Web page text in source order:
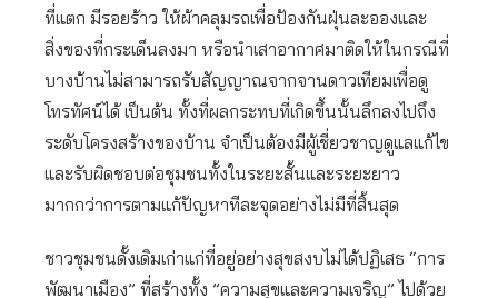
ที่แตก มีรอยร้าว ให้ผ้าคลุมรถเพื่อป้องกันฝุ่นละอองและ
สิ่งของที่กระเด็นลงมา หรือนำเสาอากาศมาติดให้ในกรณีที่
บางบ้านไม่สามารถรับสัญญาณจากจานดาวเทียมเพื่อดู
โทรทัศน์ได้ เป็นต้น ทั้งที่ผลกระทบที่เกิดขึ้นนั้นลึกลงไปถึง
ระดับโครงสร้างของบ้าน จำเป็นต้องมีผู้เชี่ยวชาญดูแลแก้ไข
และรับผิดชอบต่อชุมชนทั้งในระยะสั้นและระยะยาว
มากกว่าการตามแก้ปัญหาทีละจุดอย่างไม่มีที่สิ้นสุด
ชาวชุมชนดั้งเดิมเก่าแก่ที่อยู่อย่างสุขสงบไม่ได้ปฏิเสธ “การ
พัฒนาเมือง” ที่สร้างทั้ง ”ความสุขและความเจริญ” ไปด้วย